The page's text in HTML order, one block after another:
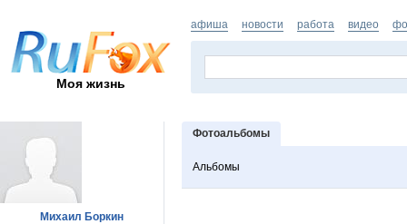
Моя жизнь
афиша новости работа видео
Фотоальбомы
Альбомы
Михаил Боркин